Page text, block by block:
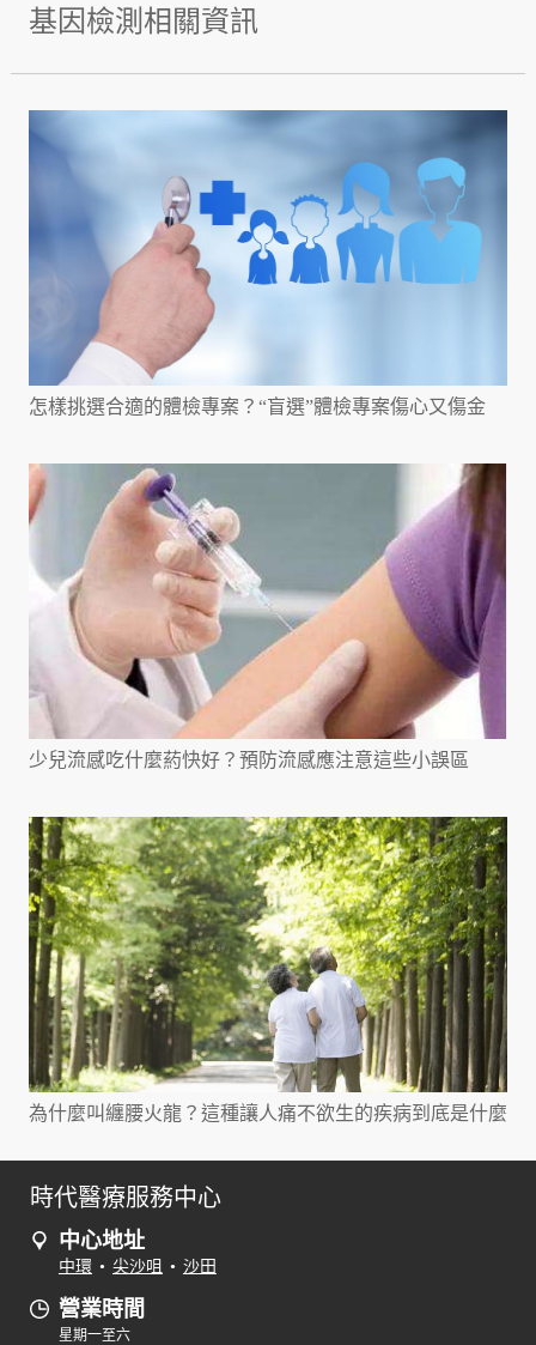
基因檢測相關資訊
怎樣挑選合適的體檢專案？“盲選”體檢專案傷心又傷金
少兒流感吃什麼葯快好？預防流感應注意這些小誤區
為什麼叫纏腰火龍？這種讓人痛不欲生的疾病到底是什麼
時代醫療服務中心
中心地址
中環 • 尖沙咀 • 沙田
營業時間
星期一至六